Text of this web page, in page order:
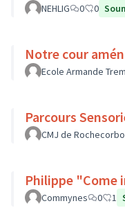
NEHLIG 0 0
Notre cour
Ecole Armande
Parcours
CMJ de
Philippe "Come
Commynes 0 1